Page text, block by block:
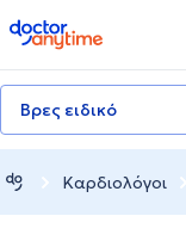
doctoranytime
Βρες ειδικό
Καρδιολόγοι